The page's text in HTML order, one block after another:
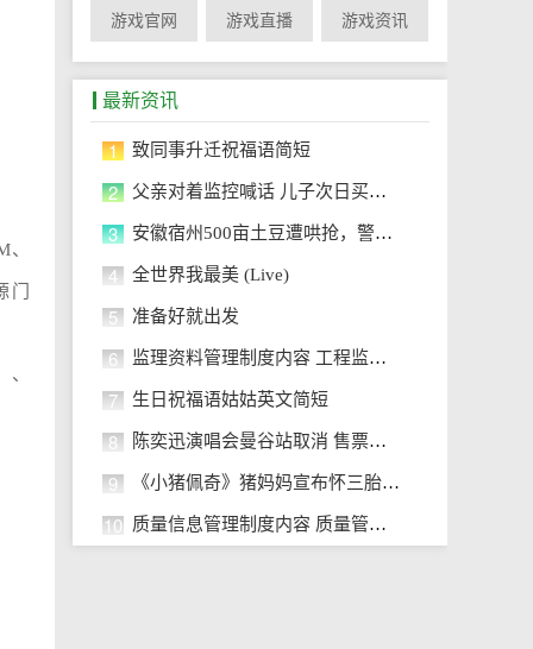
游戏官网 游戏直播 游戏资讯
最新资讯
1 致同事升迁祝福语简短
2 父亲对着监控喊话 儿子次日买票回
3 安徽宿州500亩土豆遭哄抢，警方通报
4 全世界我最美 (Live)
5 准备好就出发
6 监理资料管理制度内容 工程监理内
7 生日祝福语姑姑英文简短
8 陈奕迅演唱会曼谷站取消 售票平台
9 《小猪佩奇》猪妈妈宣布怀三胎 预
10 质量信息管理制度内容 质量管理制